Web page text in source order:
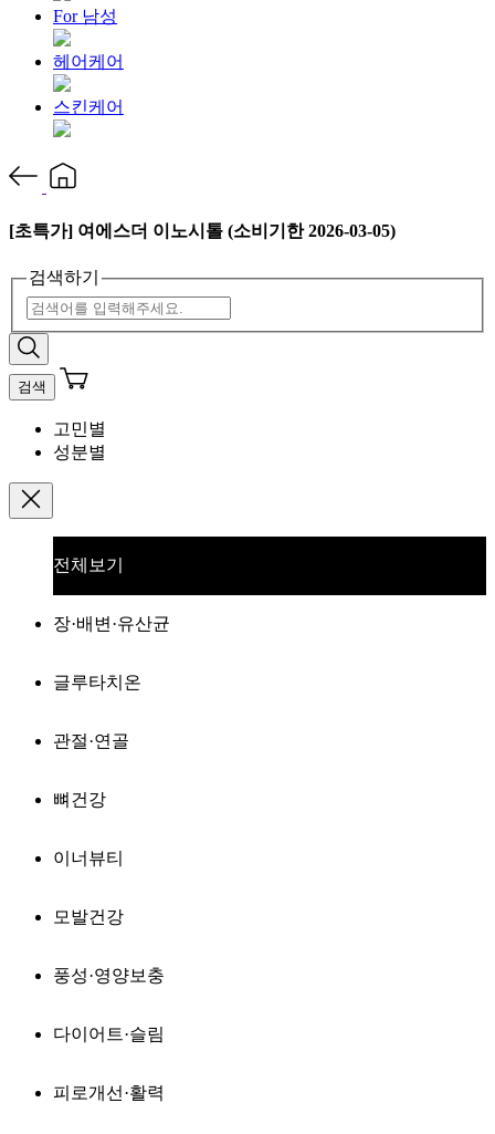
For 남성
헤어케어
스킨케어
[초특가] 여에스더 이노시톨 (소비기한 2026-03-05)
검색하기
검색
고민별
성분별
전체보기
장·배변·유산균
글루타치온
관절·연골
뼈건강
이너뷰티
모발건강
풍성·영양보충
다이어트·슬림
피로개선·활력